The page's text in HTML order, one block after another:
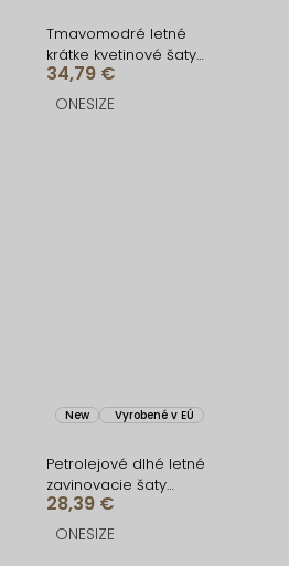
Tmavomodré letné
krátke kvetinové šaty
AMANYE s kraťaskami
34,79 €
ONESIZE
New Vyrobené v EÚ
Petrolejové dlhé letné
zavinovacie šaty
AVENYXA s opaskom
28,39 €
ONESIZE